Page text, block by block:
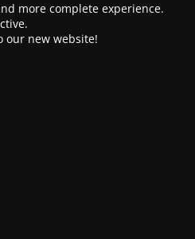
more complete experience.
our new website!